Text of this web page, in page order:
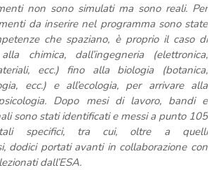
non sono simulati ma sono reali. Per
da inserire nel programma sono state
che spaziano, è proprio il caso di
chimica, dall’ingegneria (elettronica,
ecc.) fino alla biologia (botanica,
ecc.) e all’ecologia, per arrivare alla
Dopo mesi di lavoro, bandi e
sono stati identificati e messi a punto 105
specifici, tra cui, oltre a quelli
dodici portati avanti in collaborazione con
dall’ESA.